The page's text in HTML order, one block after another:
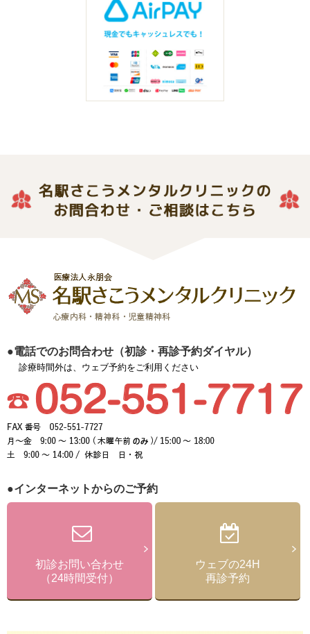
●電話でのお問合わせ（初診・再診予約ダイヤル）
診療時間外は、ウェブ予約をご利用ください
●インターネットからのご予約
初診お問い合わせ
（24時間受付）
ウェブの24H
再診予約